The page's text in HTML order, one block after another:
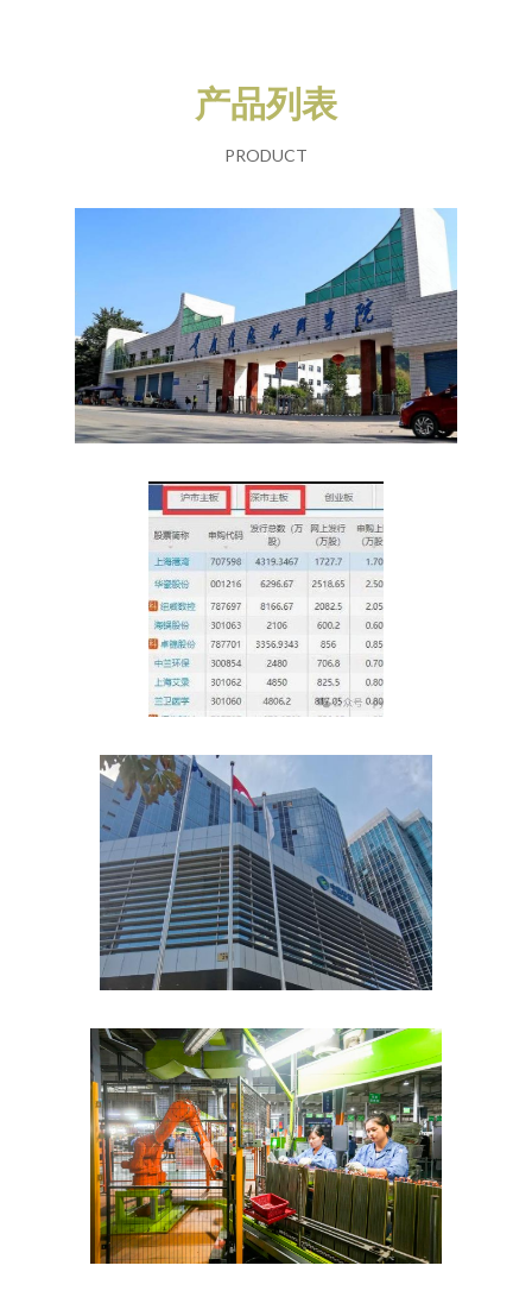
产品列表
PRODUCT